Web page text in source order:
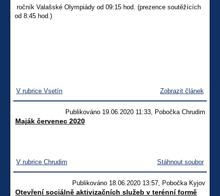
ročník Valašské Olympiády od 09:15 hod. (prezence soutěžících
od 8:45 hod.)
V rubrice Vsetín Zobrazit článek
Publikováno 19.06.2020 11:33, Pobočka Chrudim
Maják červenec 2020
V rubrice Chrudim Stáhnout soubor
Publikováno 18.06.2020 13:57, Pobočka Kyjov
Otevření sociálně aktivizačních služeb v terénní formě